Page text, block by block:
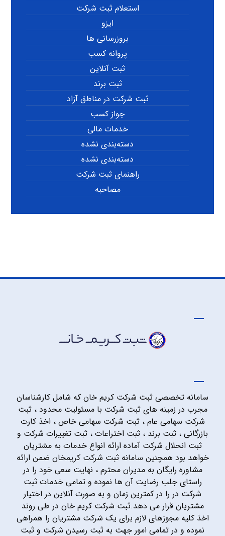
استعلام ثبت شرکت
ایزو
بروزرسانی ها
پروانه کسب
ثبت آنلاین
ثبت برند
ثبت شرکت در مناطق آزاد
جواز کسب
خدمات مالی
دسته‌بندی نشده
دسته‌بندی نشده
راهنمای ثبت شرکت
مصاحبه
سامانه تخصصی ثبت شرکت کریم خان که شامل کارشناسان
مجرب در زمینه های ثبت شرکت با مسئولیت محدود ، ثبت
شرکت سهامی عام ، ثبت شرکت سهامی خاص ، اخذ کارت
بازرگانی ، ثبت برند ، ثبت اختراعات ، ثبت تغییرات شرکت و
ثبت انحلال شرکت آماده ارائه انواع خدمات به مشتریان
خواهد بود همچنین سامانه ثبت شرکت کریمخان ضمن ارائه
مشاوره رایگان به مدیران محترم ، نهایت سعی خود را در
راستای جلب رضایت آن ها نموده و تمامی خدمات ثبت
شرکت در را در کمترین زمان و به صورت آنلاین در اختیار
مشتریان قرار می دهد.ثبت شرکت کریم خان در طی روند
اخذ کلیه مجوزهای لازم برای یک شرکت مشتریان را همراهی
نموده و در تمامی امور جهت به ثبت رسیدن شرکت و ثبت